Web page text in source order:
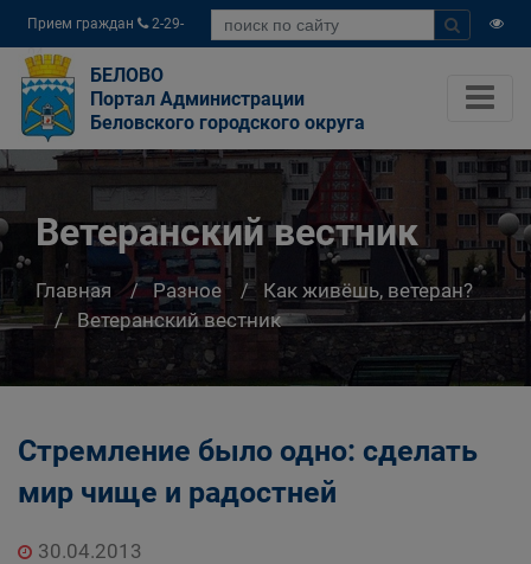
Прием граждан
2-29-
04
БЕЛОВО
Портал Администрации
Беловского городского округа
Ветеранский вестник
Главная Разное
Как живёшь, ветеран?
Ветеранский вестник
Стремление было одно: сделать
мир чище и радостней
30.04.2013